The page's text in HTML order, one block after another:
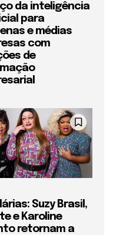
da inteligência
para
e médias
com
de
Suzy Brasil,
e Karoline
retornam a